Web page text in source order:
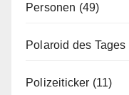
Personen (49)
Polaroid des Tages
Polizeiticker (11)